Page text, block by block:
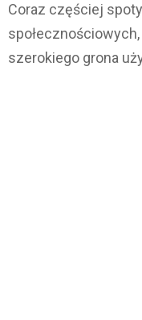
Coraz częściej
szerokiego grona